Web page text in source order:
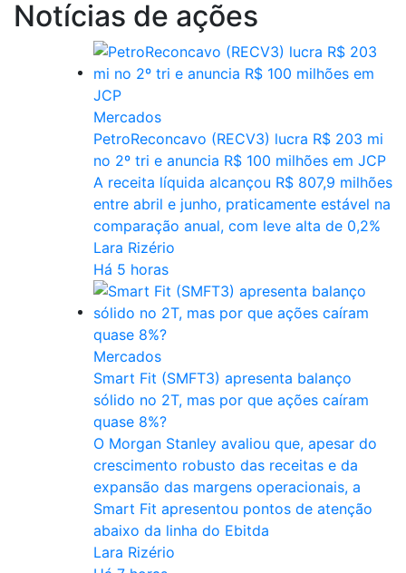
Notícias de ações
Mercados
PetroReconcavo (RECV3) lucra R$ 203 mi
no 2º tri e anuncia R$ 100 milhões em JCP
A receita líquida alcançou R$ 807,9 milhões
entre abril e junho, praticamente estável na
comparação anual, com leve alta de 0,2%
Lara Rizério
Há 5 horas
Mercados
Smart Fit (SMFT3) apresenta balanço
sólido no 2T, mas por que ações caíram
quase 8%?
O Morgan Stanley avaliou que, apesar do
crescimento robusto das receitas e da
expansão das margens operacionais, a
Smart Fit apresentou pontos de atenção
abaixo da linha do Ebitda
Lara Rizério